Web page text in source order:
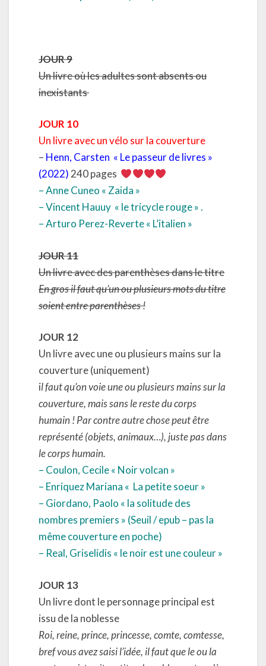
JOUR 9
Un livre où les adultes sont absents ou
inexistants
JOUR 10
Un livre avec un vélo sur la couverture
– Henn, Carsten « Le passeur de livres »
(2022) 240 pages
– Anne Cuneo « Zaida »
– Vincent Hauuy « le tricycle rouge » .
– Arturo Perez-Reverte « L’italien »
JOUR 11
Un livre avec des parenthèses dans le titre
En gros il faut qu’un ou plusieurs mots du titre
soient entre parenthèses !
JOUR 12
Un livre avec une ou plusieurs mains sur la
couverture (uniquement)
il faut qu’on voie une ou plusieurs mains sur la
couverture, mais sans le reste du corps
humain ! Par contre autre chose peut être
représenté (objets, animaux…), juste pas dans
le corps humain.
– Coulon, Cecile « Noir volcan »
– Enriquez Mariana « La petite soeur »
– Giordano, Paolo « la solitude des
nombres premiers » (Seuil / epub – pas la
même couverture en poche)
– Real, Griselidis « le noir est une couleur »
JOUR 13
Un livre dont le personnage principal est
issu de la noblesse
Roi, reine, prince, princesse, comte, comtesse,
bref vous avez saisi l’idée, il faut que le ou la